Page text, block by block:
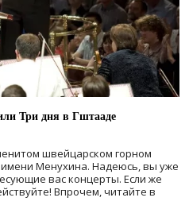
Три дня в Гштааде
швейцарском горном
Менухина. Надеюсь, вы уже
вас концерты. Если же
Впрочем, читайте в